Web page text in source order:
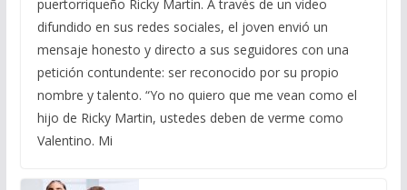
puertorriqueño Ricky Martin. A través de un video
difundido en sus redes sociales, el joven envió un
mensaje honesto y directo a sus seguidores con una
petición contundente: ser reconocido por su propio
nombre y talento. “Yo no quiero que me vean como el
hijo de Ricky Martin, ustedes deben de verme como
Valentino. Mi